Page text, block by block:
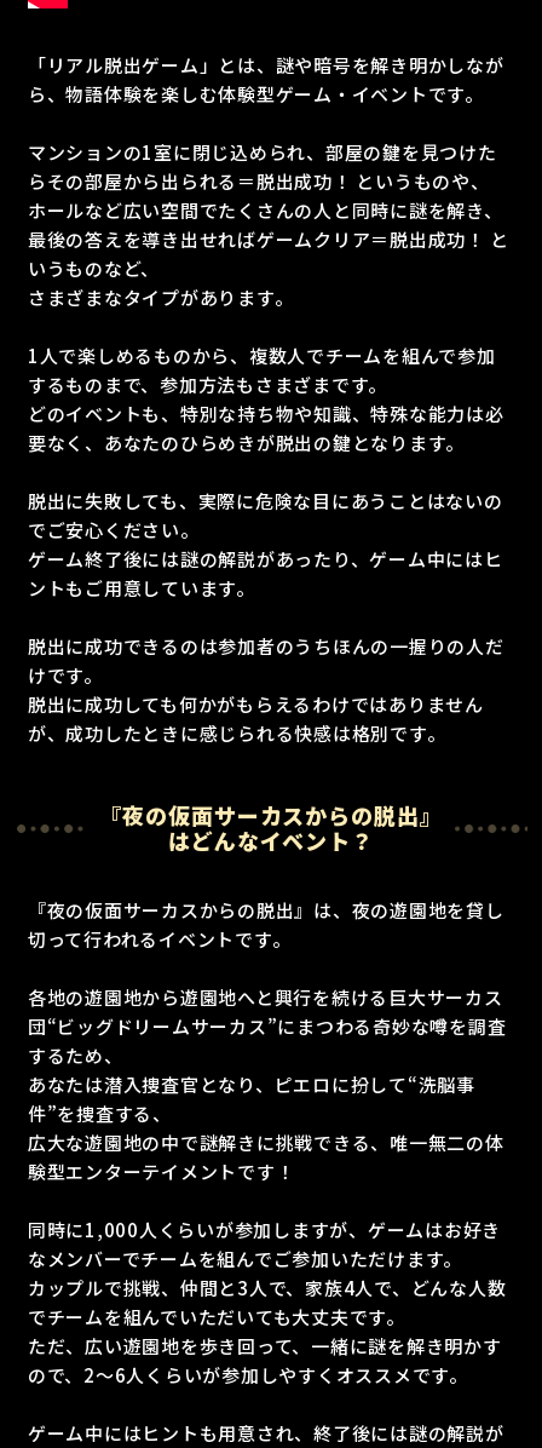
「リアル脱出ゲーム」とは、謎や暗号を解き明かしなが
ら、物語体験を楽しむ体験型ゲーム・イベントです。
マンションの1室に閉じ込められ、部屋の鍵を見つけた
らその部屋から出られる＝脱出成功！ というものや、
ホールなど広い空間でたくさんの人と同時に謎を解き、
最後の答えを導き出せればゲームクリア＝脱出成功！ と
いうものなど、
さまざまなタイプがあります。
1人で楽しめるものから、複数人でチームを組んで参加
するものまで、参加方法もさまざまです。
どのイベントも、特別な持ち物や知識、特殊な能力は必
要なく、あなたのひらめきが脱出の鍵となります。
脱出に失敗しても、実際に危険な目にあうことはないの
でご安心ください。
ゲーム終了後には謎の解説があったり、ゲーム中にはヒ
ントもご用意しています。
脱出に成功できるのは参加者のうちほんの一握りの人だ
けです。
脱出に成功しても何かがもらえるわけではありません
が、成功したときに感じられる快感は格別です。
『夜の仮面サーカスからの脱出』
はどんなイベント？
『夜の仮面サーカスからの脱出』は、夜の遊園地を貸し
切って行われるイベントです。
各地の遊園地から遊園地へと興行を続ける巨大サーカス
団“ビッグドリームサーカス”にまつわる奇妙な噂を調査
するため、
あなたは潜入捜査官となり、ピエロに扮して“洗脳事
件”を捜査する、
広大な遊園地の中で謎解きに挑戦できる、唯一無二の体
験型エンターテイメントです！
同時に1,000人くらいが参加しますが、ゲームはお好き
なメンバーでチームを組んでご参加いただけます。
カップルで挑戦、仲間と3人で、家族4人で、どんな人数
でチームを組んでいただいても大丈夫です。
ただ、広い遊園地を歩き回って、一緒に謎を解き明かす
ので、2〜6人くらいが参加しやすくオススメです。
ゲーム中にはヒントも用意され、終了後には謎の解説が